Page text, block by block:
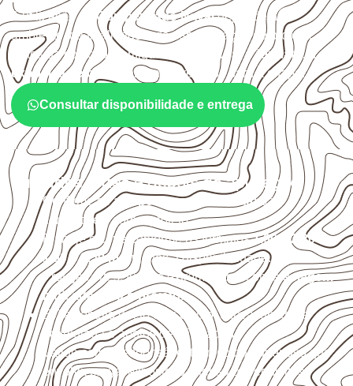
A utilização do Compensado Navaldepende do
ambiente, da finalidade e da especificação do projeto.
Antes da cotação, verifique a
espessura, o formato, a
exposição e o acabamento
previstos para a chapa.
Consultar disponibilidade e entrega
Cuidados antes e depois da aplicação
Confirme se a espessura e o formatosão
compatíveis com o projeto.
Planeje o corte conforme os formatos1,60 × 2,20 m e
1,60 × 2,50 m, sujeitos à disponibilidade.
Proteja cortes, furos e extremidades com aselagem
indicada para o projeto.
Evite contato direto com o solo, chuva, umidade
acumulada e apoios desnivelados.
Valide com o responsável técnico qualquer uso que
envolva carga, exposição intensa ou requisitos